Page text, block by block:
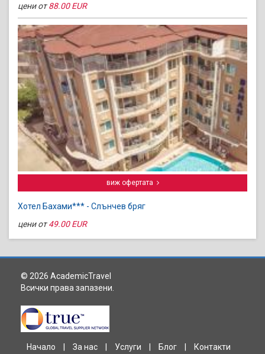
цени от88.00 EUR
виж офертата
Хотел Бахами*** - Слънчев бряг
цени от49.00 EUR
© 2026 AcademicTravel
Всички права запазени.
Начало За нас Услуги Блог Контакти